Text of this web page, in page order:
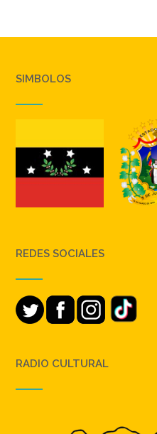
SIMBOLOS
REDES SOCIALES
RADIO CULTURAL